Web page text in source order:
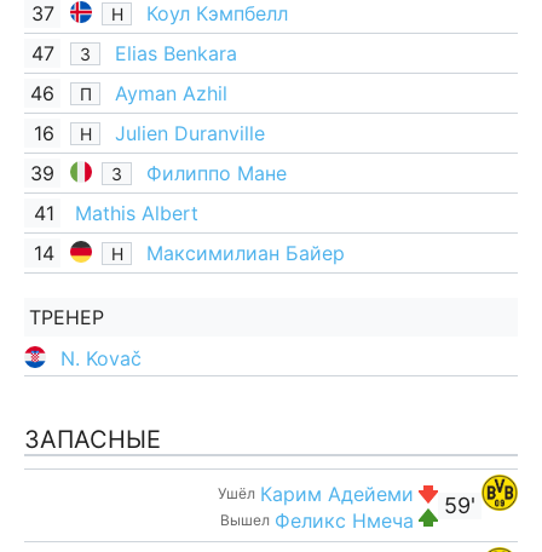
37
Н
Коул Кэмпбелл
47
З
Elias Benkara
46
П
Ayman Azhil
16
Н
Julien Duranville
39
З
Филиппо Мане
41
Mathis Albert
14
Н Максимилиан Байер
ТРЕНЕР
N. Kovač
ЗАПАСНЫЕ
59'
Ушёл Карим Адейеми
Вышел Феликс Нмеча